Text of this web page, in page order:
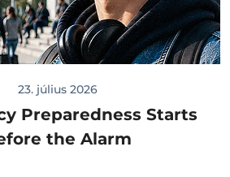
23. július 2026
Preparedness Starts
the Alarm